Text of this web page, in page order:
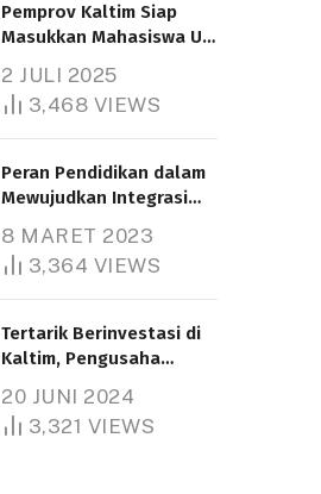
Pemprov Kaltim Siap
Masukkan Mahasiswa UT
Bantuan Pendidikan
Gratispol
2 JULI 2025
3,468 VIEWS
Peran Pendidikan dalam
Mewujudkan Integrasi
8 MARET 2023
3,364 VIEWS
Tertarik Berinvestasi di
Kaltim, Pengusaha
1.000 Hektare
20 JUNI 2024
3,321 VIEWS